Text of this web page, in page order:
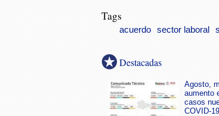
Tags
acuerdo sector laboral
Destacadas
Agosto,
aumento
casos
COVID-19